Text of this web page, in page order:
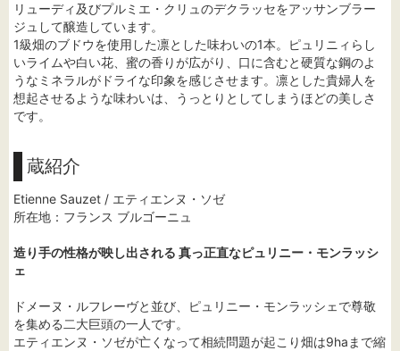
リューディ及びプルミエ・クリュのデクラッセをアッサンブラー
ジュして醸造しています。
1級畑のブドウを使用した凛とした味わいの1本。ピュリニィらし
いライムや白い花、蜜の香りが広がり、口に含むと硬質な鋼のよ
うなミネラルがドライな印象を感じさせます。凛とした貴婦人を
想起させるような味わいは、うっとりとしてしまうほどの美しさ
です。
蔵紹介
Etienne Sauzet / エティエンヌ・ソゼ
所在地：フランス ブルゴーニュ
造り手の性格が映し出される 真っ正直なピュリニー・モンラッシ
ェ
ドメーヌ・ルフレーヴと並び、ピュリニー・モンラッシェで尊敬
を集める二大巨頭の一人です。
エティエンヌ・ソゼが亡くなって相続問題が起こり畑は9haまで縮